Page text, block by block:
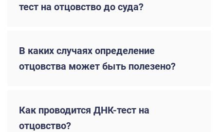
тест на отцовство до суда?
В каких случаях определение
отцовства может быть полезено?
Как проводится ДНК-тест на
отцовство?